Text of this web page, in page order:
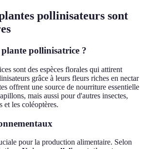
pollinisateurs sont
pollinisatrice ?
sont des espèces florales qui attirent
grâce à leurs fleurs riches en nectar
offrent une source de nourriture essentielle
mais aussi pour d'autres insectes,
et les coléoptères.
pour la production alimentaire. Selon